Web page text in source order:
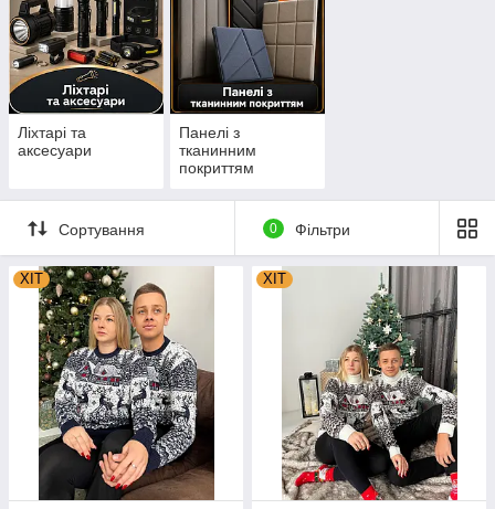
Ліхтарі та
аксесуари
Панелі з
тканинним
покриттям
Сортування 0 Фільтри
ХІТ ХІТ